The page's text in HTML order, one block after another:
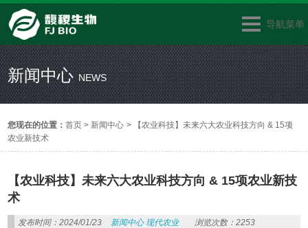
导航菜单
新闻中心NEWS
您现在的位置：首页 > 新闻中心 >
【农业科技】未来六大农业科技方向 & 15项
农业新技术
【农业科技】未来六大农业科技方向 & 15项农业新技
术
发布时间：2024/01/23 新闻中心 现代农业 浏览次数：2253